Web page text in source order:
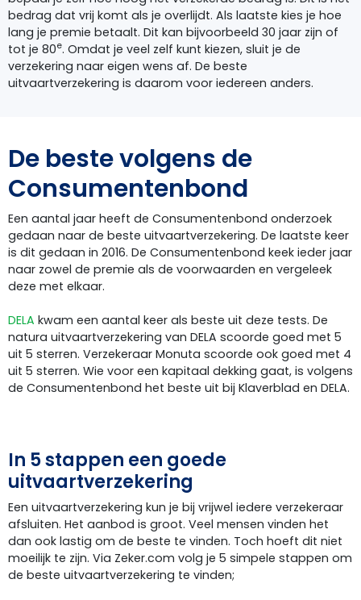
bedrag dat vrij komt als je overlijdt. Als laatste kies je hoe
lang je premie betaalt. Dit kan bijvoorbeeld 30 jaar zijn of
tot je 80e. Omdat je veel zelf kunt kiezen, sluit je de
verzekering naar eigen wens af. De beste
uitvaartverzekering is daarom voor iedereen anders.
De beste volgens de
Consumentenbond
Een aantal jaar heeft de Consumentenbond onderzoek
gedaan naar de beste uitvaartverzekering. De laatste keer
is dit gedaan in 2016. De Consumentenbond keek ieder jaar
naar zowel de premie als de voorwaarden en vergeleek
deze met elkaar.
DELA kwam een aantal keer als beste uit deze tests. De
natura uitvaartverzekering van DELA scoorde goed met 5
uit 5 sterren. Verzekeraar Monuta scoorde ook goed met 4
uit 5 sterren. Wie voor een kapitaal dekking gaat, is volgens
de Consumentenbond het beste uit bij Klaverblad en DELA.
In 5 stappen een goede
uitvaartverzekering
Een uitvaartverzekering kun je bij vrijwel iedere verzekeraar
afsluiten. Het aanbod is groot. Veel mensen vinden het
dan ook lastig om de beste te vinden. Toch hoeft dit niet
moeilijk te zijn. Via Zeker.com volg je 5 simpele stappen om
de beste uitvaartverzekering te vinden;